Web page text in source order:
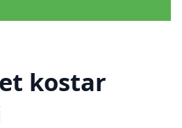
kostar